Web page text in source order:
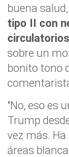
buena
tipo II con
circulatorios
sobre un
bonito tono
"No, eso es
Trump
vez más.
áreas